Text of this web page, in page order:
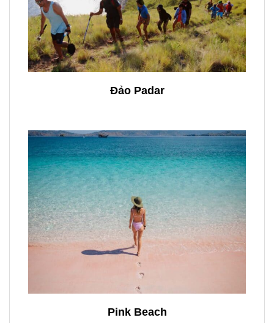
Đảo Padar
Pink Beach